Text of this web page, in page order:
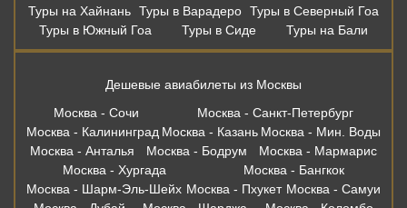
Туры на Хайнань Туры в Варадеро Туры в Северный Гоа
Туры в Южный Гоа
Туры в Сиде Туры на Бали
Дешевые авиабилеты из Москвы
Москва - Сочи
Москва - Санкт-Петербург
Москва - Калининград Москва - Казань Москва - Мин. Воды
Москва - Анталья
Москва - Бодрум
Москва - Мармарис
Москва - Хургада
Москва - Бангкок
Москва - Шарм-Эль-Шейх Москва - Пхукет Москва - Самуи